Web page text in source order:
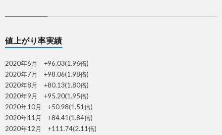
値上がり率実績
2020年6月 +96.03(1.96倍)
2020年7月 +98.06(1.98倍)
2020年8月 +80.13(1.80倍)
2020年9月 +95.20(1.95倍)
2020年10月 +50.98(1.51倍)
2020年11月 +84.41(1.84倍)
2020年12月 +111.74(2.11倍)